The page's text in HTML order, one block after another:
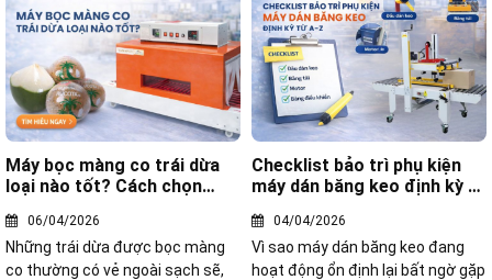
hợp từng loại túi
Máy bọc màng co trái dừa
loại nào tốt? Cách chọn
06/04/2026
Những trái dừa được bọc màng
co thường có vẻ ngoài sạch sẽ,
Checklist bảo trì phụ kiện
máy dán băng keo định kỳ từ
04/04/2026
Vì sao máy dán băng keo đang
hoạt động ổn định lại bất ngờ gặp